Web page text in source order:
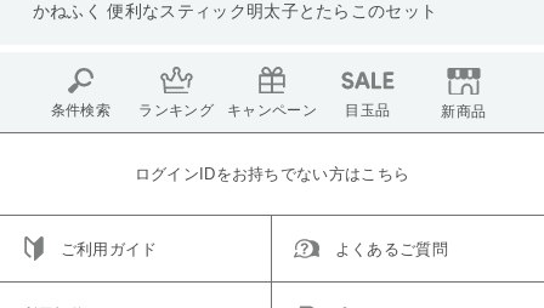
かねふく 便利なスティック明太子とたらこのセット
条件検索 ランキング キャンペーン 目玉品 新商品
ログインIDをお持ちでない方はこちら
ご利用ガイド よくあるご質問